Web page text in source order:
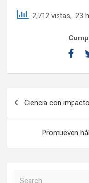
2,712 vistas, 23
Ciencia con
Promueven